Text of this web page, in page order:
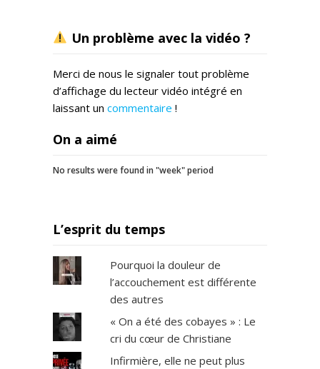
Un problème avec la vidéo ?
Merci de nous le signaler tout problème
d’affichage du lecteur vidéo intégré en
laissant un commentaire !
On a aimé
No results were found in "week" period
L’esprit du temps
Pourquoi la douleur de
l’accouchement est différente
des autres
« On a été des cobayes » : Le
cri du cœur de Christiane
Infirmière, elle ne peut plus